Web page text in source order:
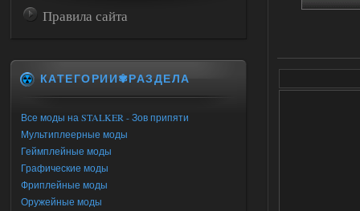
Правила сайта
КАТЕГОРИИ✾РАЗДЕЛА
Все моды на STALKER - Зов припяти
Мультиплеерные моды
Геймплейные моды
Графические моды
Фриплейные моды
Оружейные моды